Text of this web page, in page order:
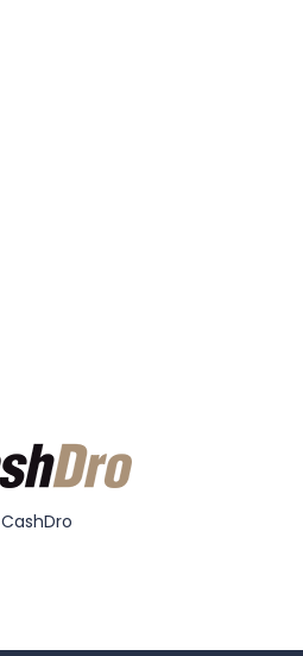
CashDro